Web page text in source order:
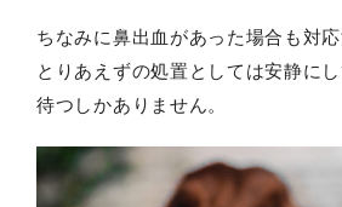
ちなみに鼻出血があった場合も対応
とりあえずの処置としては安静に
待つしかありません。